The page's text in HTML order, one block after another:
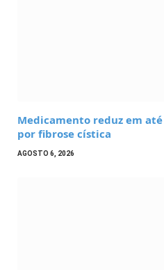
Medicamento reduz em até
por fibrose cística
AGOSTO 6, 2026